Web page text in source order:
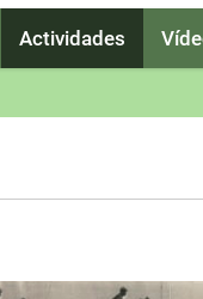
Actividades